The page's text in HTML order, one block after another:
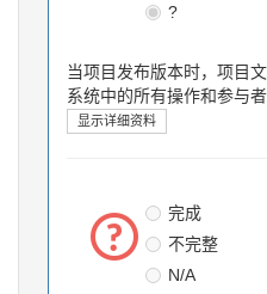
?
当项目发布版本时，项目
系统中的所有操作和参与者
显示详细资料
完成
不完整
N/A